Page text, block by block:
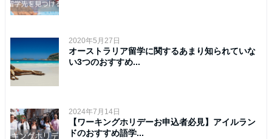
2020年5月27日
オーストラリア留学に関するあまり知られていな
い3つのおすすめ...
2024年7月14日
【ワーキングホリデーお申込者必見】アイルラン
ドのおすすめ語学...